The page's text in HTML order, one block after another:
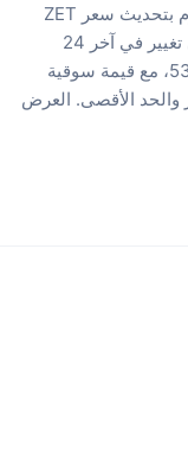
نقوم بتحديث سعر ZET
لم تلقى Zetacoin أي تغيير في آخر 24
إنّ تصنيف CoinMarketCap هو #5385، مع قيمة سوقية
والحد الأقصى. العرض